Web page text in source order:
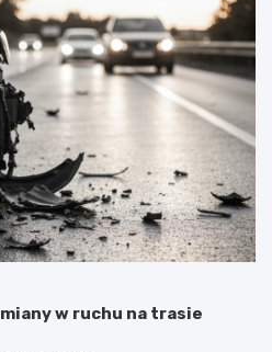
w ruchu na trasie